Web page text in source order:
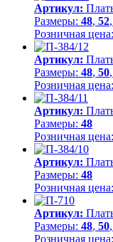
Артикул:
Размеры: 48, 52,
Розничная цена:
Артикул:
Размеры: 48, 50,
Розничная цена:
Артикул:
Размеры: 48
Розничная цена:
Артикул:
Размеры: 48
Розничная цена:
Артикул:
Размеры: 48, 50,
Розничная цена: